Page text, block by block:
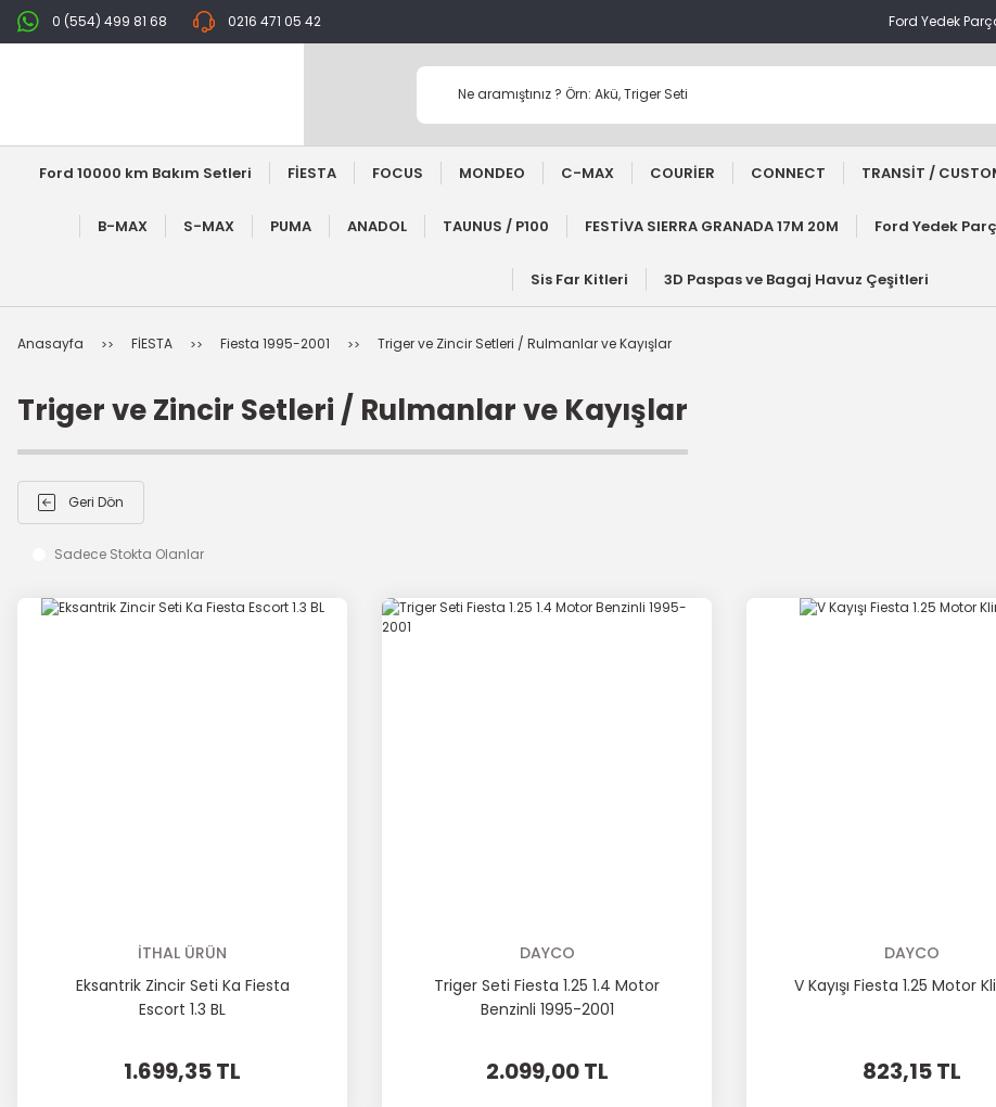
0 (554) 499 81 68 0216 471 05 42 Ford Yedek
Ford 10000 km Bakım Setleri FİESTA FOCUS MONDEO C-MAX COURİER CONNECT TRANSİT /
B-MAX S-MAX PUMA ANADOL TAUNUS / P100 FESTİVA SIERRA GRANADA 17M 20M Ford Yedek
Sis Far Kitleri 3D Paspas ve Bagaj Havuz Çeşitleri
Anasayfa FİESTA Fiesta 1995-2001 Triger ve Zincir Setleri / Rulmanlar ve Kayışlar
Triger ve Zincir Setleri / Rulmanlar ve Kayışlar
Geri Dön
Sadece Stokta Olanlar
İTHAL ÜRÜN
Eksantrik Zincir Seti Ka Fiesta
Escort 1.3 BL
1.699,35 TL
DAYCO
Triger Seti Fiesta 1.25 1.4 Motor
Benzinli 1995-2001
2.099,00 TL
DAYCO
V Kayışı Fiesta 1.25 Motor
823,15 TL